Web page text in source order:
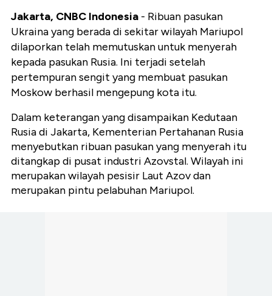
Jakarta, CNBC Indonesia - Ribuan pasukan
Ukraina yang berada di sekitar wilayah Mariupol
dilaporkan telah memutuskan untuk menyerah
kepada pasukan Rusia. Ini terjadi setelah
pertempuran sengit yang membuat pasukan
Moskow berhasil mengepung kota itu.
Dalam keterangan yang disampaikan Kedutaan
Rusia di Jakarta, Kementerian Pertahanan Rusia
menyebutkan ribuan pasukan yang menyerah itu
ditangkap di pusat industri Azovstal. Wilayah ini
merupakan wilayah pesisir Laut Azov dan
merupakan pintu pelabuhan Mariupol.